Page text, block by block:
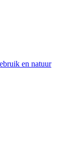
en natuur